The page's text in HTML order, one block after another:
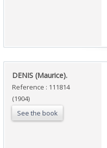
‎DENIS (Maurice).‎
Reference : 111814
(1904)
See the book